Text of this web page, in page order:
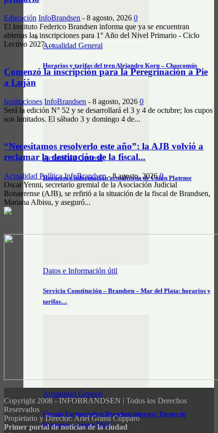
Actualidad General
Horarios y tarifas del tren Alejandro Korn – Chascomús
Actualidad General
Horarios e información actualizada de Unión Platense
Datos e Información útil
Servicio Constitución – Brandsen – Mar del Plata: horarios y
tarifas…
Actualidad General
Círculo Farmacéutico Brandsen informa: Turnos de
farmacias – agosto 2026
Educación InfoBrandsen - 8 agosto, 2026 0
El Instituto Federico Brandsen informa que ya se encuentran
abiertas las inscripciones para 1° Año del Nivel Primario - Ciclo
Lectivo 2027. ...
Comenzó la inscripción para la Peregrinación a Pie
a Luján
Instituciones InfoBrandsen - 8 agosto, 2026 0
Será la edición N° 52 y se desarrollará el 3 y 4 de octubre; los cupos
son limitados. El sábado 3 y domingo 4 de...
“Necesitamos resolverlo este año”: la AJB volvió a
reclamar la destitución de la fiscal...
Actualidad Política InfoBrandsen - 8 agosto, 2026 0
Oscar Yenni, secretario gremial de la Asociación Judicial
Bonaerense (AJB), se refirió a la situación de la fiscal de Brandsen,
Mariana Albisu, y aseguró...
Copyright 2008 - INFOBRANDSEN | Todos los Derechos
Reservados
Propietario y Director: Ariel Grassi Cúpparo
Primer portal de noticias de la ciudad